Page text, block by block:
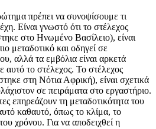
πρέπει να συνοψίσουμε τι
Είναι γνωστό ότι το στέλεχος
στο Ηνωμένο Βασίλειο), είναι
μεταδοτικό και οδηγεί σε
αλλά τα εμβόλια είναι αρκετά
αυτό το στέλεχος. Το στέλεχος
στη Νότια Αφρική), είναι σχετικά
σε πειράματα στο εργαστήριο.
επηρεάζουν τη μεταδοτικότητα του
καθαυτό, όπως το κλίμα, το
χρόνου. Για να αποδειχθεί η